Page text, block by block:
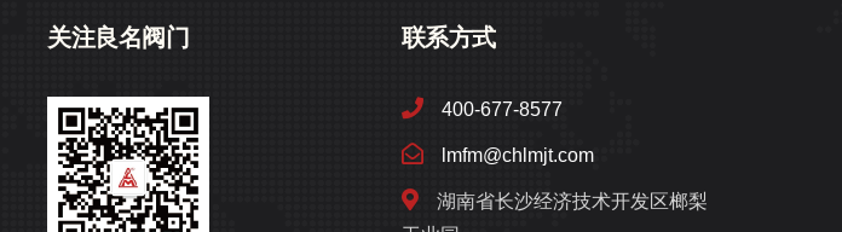
关注良名阀门 联系方式
400-677-8577
lmfm@chlmjt.com
湖南省长沙经济技术开发区榔梨